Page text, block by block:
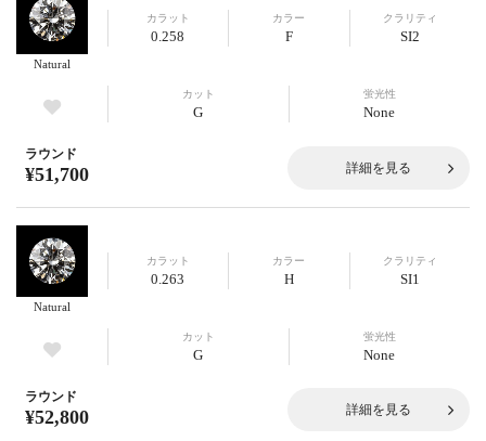
Natural
カラット
0.258
カラー
F
クラリティ
SI2
カット
G
蛍光性
None
ラウンド
¥51,700 詳細を見る
Natural
カラット
0.263
カラー
H
クラリティ
SI1
カット
G
蛍光性
None
ラウンド
¥52,800 詳細を見る